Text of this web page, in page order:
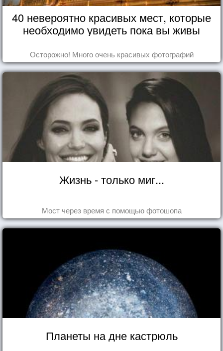
40 невероятно красивых мест, которые
необходимо увидеть пока вы живы
Осторожно! Много очень красивых фотографий
Жизнь - только миг...
Мост через время с помощью фотошопа
Планеты на дне кастрюль